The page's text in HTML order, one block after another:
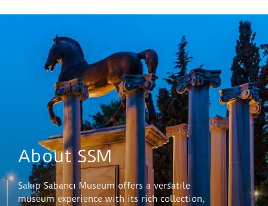
About SSM
Sakıp Sabancı Museum offers a versatile
museum experience with its rich collection,